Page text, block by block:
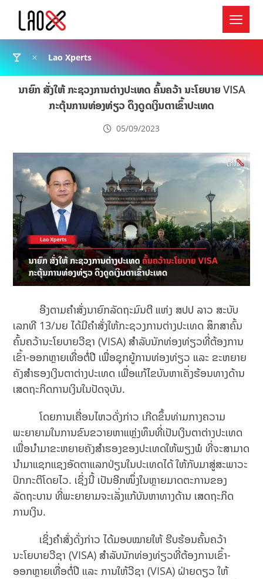
Lao Xperts
ນາຍົກ ສັ່ງໃຫ້ ກະຊວງການຕ່າງປະເທດ ຄົ້ນຄວ້າ ນະໂຍບາຍ VISA
ກະຕຸ້ນການທ່ອງທ່ຽວ ດຶງດູດເງິນຕາເຂົ້າປະເທດ
05/09/2023
ອີງຕາມຄຳສັ່ງນາຍົກລັດຖະມົນຕີ ແຫ່ງ ສປປ ລາວ ສະບັບ
ເລກທີ 13/ນຍ ໄດ້ມີຄຳສັ່ງໃຫ້ກະຊວງການຕ່າງປະເທດ ສຶກສາຄົ້ນ
ຄົ້ນຄວ້ານະໂຍບາຍວີຊາ (VISA) ສໍາລັບນັກທ່ອງທ່ຽວທີ່ຕ້ອງການ
ເຂົ້າ-ອອກຫຼາຍເທື່ອຕໍ່ປີ ເພື່ອ​ຊຸກຍູ້​ການທ່ອງທ່ຽວ ​ແລະ ຂະຫຍາຍ​
ຄັງ​ສຳຮອງ​ເງິນຕາ​ຕ່າງປະ​ເທດ ເພື່ອແກ້ໄຂບັນຫາເຄັ່ງຮ້ອນທາງດ້ານ
ເສດຖະກິດການເງິນໃນປັດຈຸບັນ.
ໂດຍການເຄື່ອນໄຫວດັ່ງກ່າວ ເກີດຂຶ້ນທ່າມກາງຄວາມ
ພະຍາຍາມໃນການຂົນຂວາຍຫາແຫຼ່ງທຶນທີ່ເປັນເງິນຕາຕ່າງປະເທດ
ເພື່ອນຳມາຂະຫຍາຍຄັງສຳຮອງຂອງປະເທດໃຫ້ພຽງພໍ ທີ່ຈະສາມາດ
ນຳມາແຊກແຊງອັດຕາແລກປ່ຽນໃນປະເທດໄດ້ ໃຫ້ກັບມາສູ່ສະພາວະ
ປົກກະຕິໂດຍໄວ. ເຊິ່ງນີ້ ເປັນອີກໜຶ່ງໃນຫຼາຍມາດຕະການຂອງ
ລັດຖະບານ ທີ່ພະຍາຍາມຈະເລັ່ງແກ້ບັນຫາທາງດ້ານ ເສດຖະກິດ
ການເງິນ.
ເຊິ່ງຄຳສັ່ງດັ່ງກ່າວ ໄດ້ມອບໝາຍໃຫ້ ຮີບຮ້ອນຄົ້ນຄວ້າ
ນະໂຍບາຍວີຊາ (VISA) ສໍາລັບນັກທ່ອງທ່ຽວທີ່ຕ້ອງການເຂົ້າ-
ອອກຫຼາຍເທື່ອຕໍ່ປີ ແລະ ການໃຫ້ວີຊາ (VISA) ຝ່າຍດຽວ ໃຫ້